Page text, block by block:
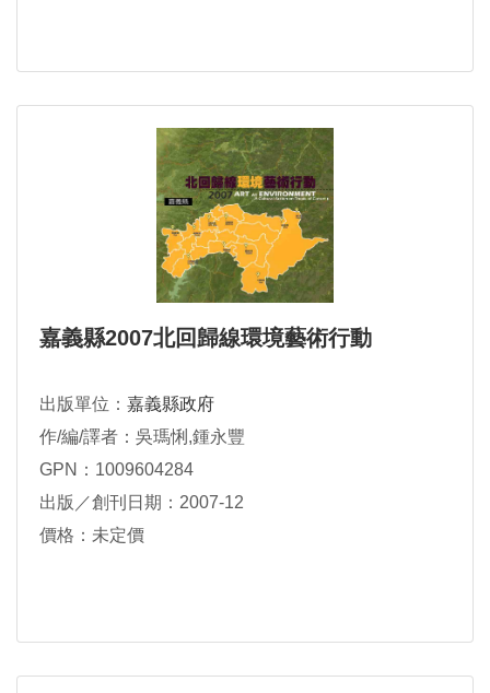
嘉義縣2007北回歸線環境藝術行動
出版單位： 嘉義縣政府
作/編/譯者：吳瑪悧,鍾永豐
GPN：1009604284
出版／創刊日期：2007-12
價格：未定價